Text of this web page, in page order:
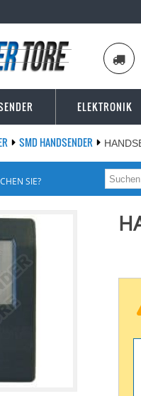
ELEKTRONIK
SMD HANDSENDER
SIE?